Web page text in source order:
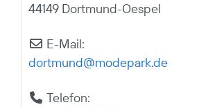
44149 Dortmund-Oespel
E-Mail:
dortmund@modepark.de
Telefon: